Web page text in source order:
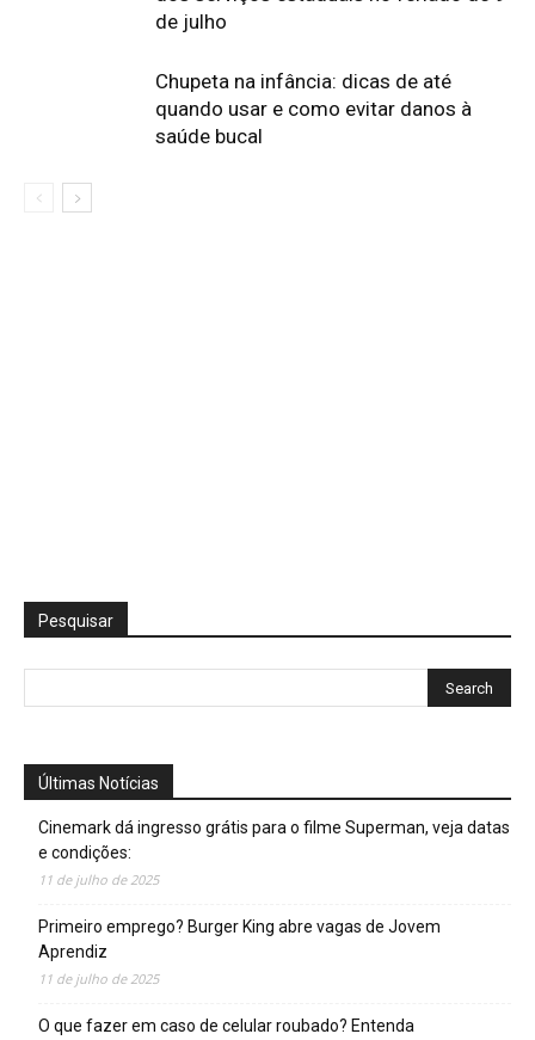
de julho
Chupeta na infância: dicas de até
quando usar e como evitar danos à
saúde bucal
Pesquisar
Últimas Notícias
Cinemark dá ingresso grátis para o filme Superman, veja datas
e condições:
11 de julho de 2025
Primeiro emprego? Burger King abre vagas de Jovem
Aprendiz
11 de julho de 2025
O que fazer em caso de celular roubado? Entenda